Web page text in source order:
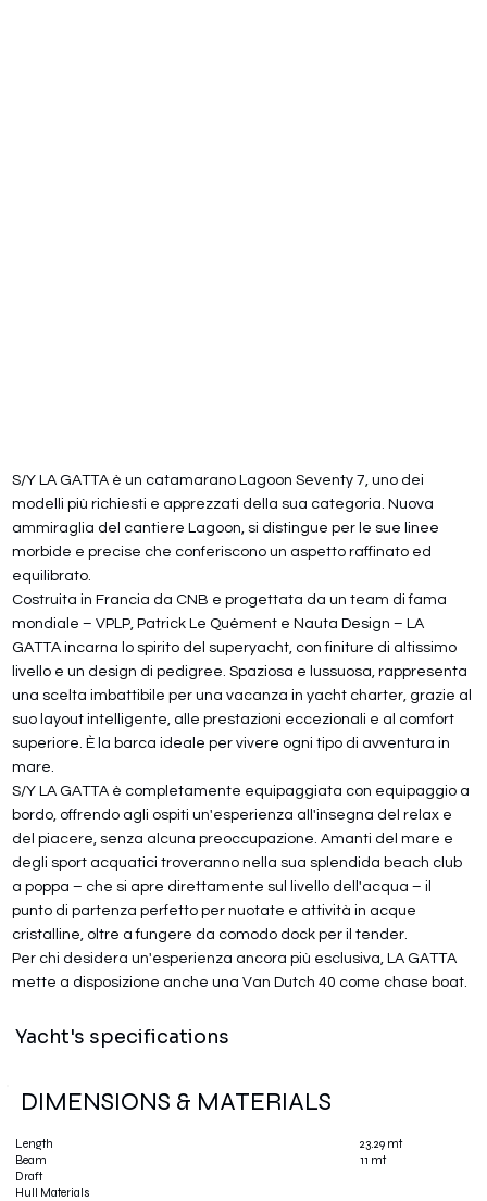
S/Y LA GATTA è un catamarano Lagoon Seventy 7, uno dei
modelli più richiesti e apprezzati della sua categoria. Nuova
ammiraglia del cantiere Lagoon, si distingue per le sue linee
morbide e precise che conferiscono un aspetto raffinato ed
equilibrato.
Costruita in Francia da CNB e progettata da un team di fama
mondiale – VPLP, Patrick Le Quément e Nauta Design – LA
GATTA incarna lo spirito del superyacht, con finiture di altissimo
livello e un design di pedigree. Spaziosa e lussuosa, rappresenta
una scelta imbattibile per una vacanza in yacht charter, grazie al
suo layout intelligente, alle prestazioni eccezionali e al comfort
superiore. È la barca ideale per vivere ogni tipo di avventura in
mare.
S/Y LA GATTA è completamente equipaggiata con equipaggio a
bordo, offrendo agli ospiti un'esperienza all'insegna del relax e
del piacere, senza alcuna preoccupazione. Amanti del mare e
degli sport acquatici troveranno nella sua splendida beach club
a poppa – che si apre direttamente sul livello dell'acqua – il
punto di partenza perfetto per nuotate e attività in acque
cristalline, oltre a fungere da comodo dock per il tender.
Per chi desidera un'esperienza ancora più esclusiva, LA GATTA
mette a disposizione anche una Van Dutch 40 come chase boat.
Yacht's specifications
DIMENSIONS & MATERIALS
Length
Beam
Draft
Hull Materials
23.29 mt
11 mt